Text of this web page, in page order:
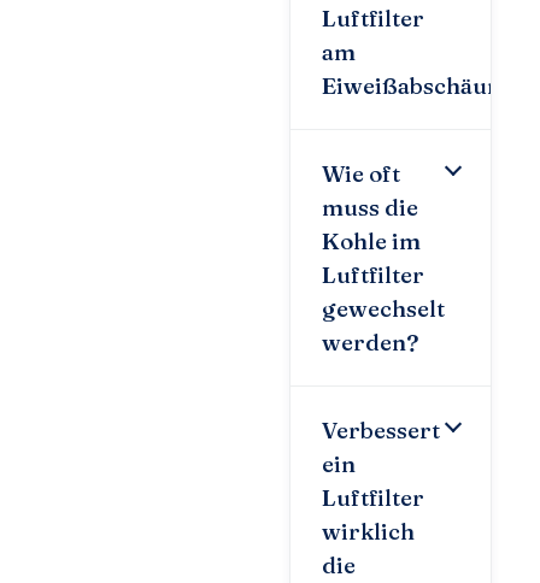
Luftfilter
am
Wie oft
muss die
Kohle im
Luftfilter
gewechselt
werden?
Verbessert
ein
Luftfilter
wirklich
die